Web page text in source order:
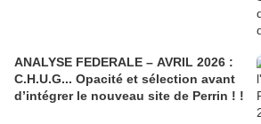
ANALYSE FEDERALE – AVRIL 2026 :
C.H.U.G... Opacité et sélection avant
d’intégrer le nouveau site de Perrin ! !